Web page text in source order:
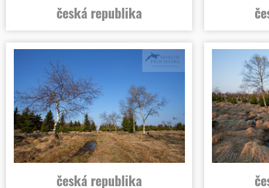
česká republika
česká republika